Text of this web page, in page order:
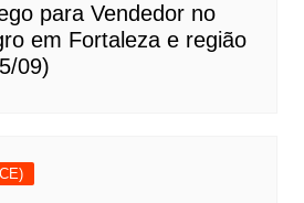
para Vendedor no
em Fortaleza e região
09)